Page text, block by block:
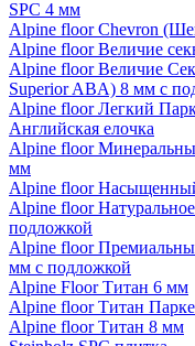
SPC 4 мм
Alpine floor Chevron
Alpine floor Величие
Alpine floor Величие
Superior ABA) 8 мм с
Alpine floor Легкий
Английская елочка
Alpine floor
мм
Alpine floor
Alpine floor
подложкой
Alpine floor
мм с подложкой
Alpine Floor Титан 6 мм
Alpine floor Титан
Alpine floor Титан 8 мм